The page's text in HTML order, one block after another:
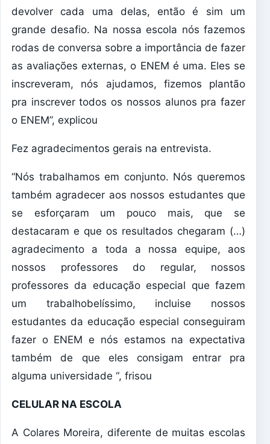
devolver cada uma delas, então é sim um
grande desafio. Na nossa escola nós fazemos
rodas de conversa sobre a importância de fazer
as avaliações externas, o ENEM é uma. Eles se
inscreveram, nós ajudamos, fizemos plantão
pra inscrever todos os nossos alunos pra fazer
o ENEM”, explicou
Fez agradecimentos gerais na entrevista.
“Nós trabalhamos em conjunto. Nós queremos
também agradecer aos nossos estudantes que
se esforçaram um pouco mais, que se
destacaram e que os resultados chegaram (…)
agradecimento a toda a nossa equipe, aos
nossos professores do regular, nossos
professores da educação especial que fazem
um trabalhobelíssimo, incluise nossos
estudantes da educação especial conseguiram
fazer o ENEM e nós estamos na expectativa
também de que eles consigam entrar pra
alguma universidade “, frisou
CELULAR NA ESCOLA
A Colares Moreira, diferente de muitas escolas